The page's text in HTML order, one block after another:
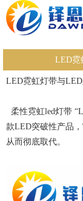
LED霓
LED霓虹灯带与
柔性霓虹led灯带
款LED突破性产品
从而彻底取代。